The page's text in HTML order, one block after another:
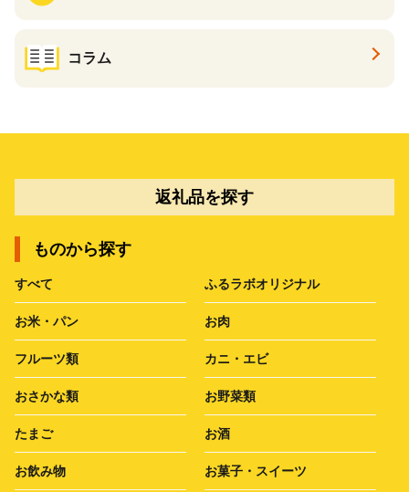
コラム
返礼品を探す
ものから探す
すべて ふるラボオリジナル
お米・パン お肉
フルーツ類 カニ・エビ
おさかな類 お野菜類
たまご お酒
お飲み物 お菓子・スイーツ